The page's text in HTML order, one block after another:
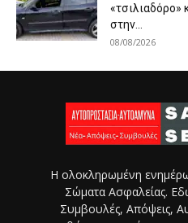
στην...
08/08/2026
Η ολοκληρωμένη
Σώματα Ασφαλείας.
Συμβουλές, Απόψεις,